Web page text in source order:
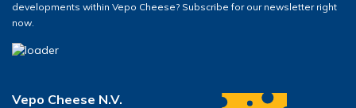
developments within Vepo Cheese? Subscribe for our newsletter right
now.
Vepo Cheese N.V.